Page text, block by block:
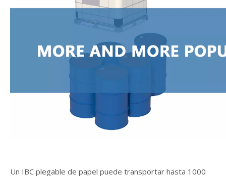
Un IBC plegable de papel puede transportar hasta 1000